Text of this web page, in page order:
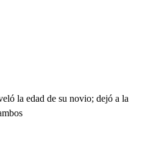
la edad de su novio; dejó a la